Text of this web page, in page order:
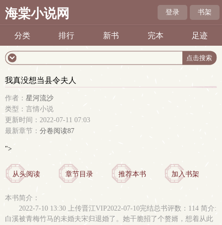
海棠小说网 登录 书架
分类 排行 新书 完本 足迹
我真没想当县令夫人
作者： 星河流沙
类型：言情小说
更新时间：2022-07-11 07:03
最新章节： 分卷阅读87
">
从头阅读 章节目录 推荐本书 加入书架
本书简介：
2022-7-10 13:30 上传晋江VIP2022-07-10完结总书评数：114 简介:
白溪被青梅竹马的未婚夫宋归退婚了。她干脆招了个赘婿，想着从此